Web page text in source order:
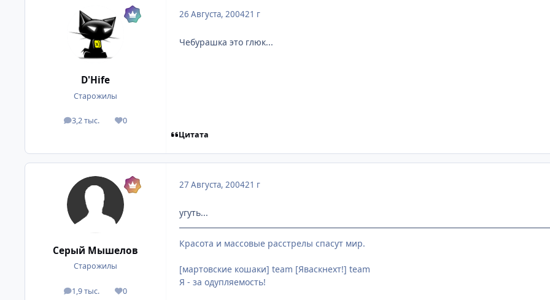
D'Hife
Старожилы
3,2 тыс.
посты 0
Репутация
26 Августа, 200421 г
Чебурашка это глюк...
Цитата
Серый Мышелов
Старожилы
1,9 тыс.
посты 0
Репутация
27 Августа, 200421 г
угуть...
Красота и массовые расстрелы спасут мир.
[мартовские кошаки] team [Яваскнехт!] team
Я - за одупляемость!